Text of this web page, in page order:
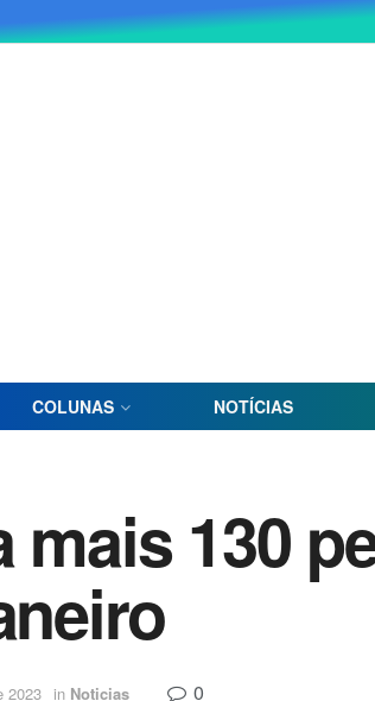
COLUNAS NOTÍCIAS
mais 130
2023 in Noticias 0